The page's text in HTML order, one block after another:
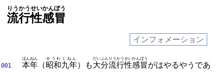
流行性
りうかうせい
感冒
かんぼう
インフォメーション
001 本年
ほんねん
（昭和
せうわ
九年
くねん
）も大分
だいぶん
流行性
りうかうせい
感冒
かんぼう
がはやるやうであ